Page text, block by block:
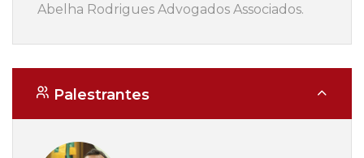
Abelha Rodrigues Advogados Associados.
Palestrantes